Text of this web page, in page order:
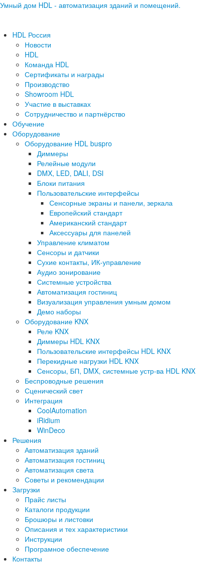
Умный дом HDL - автоматизация зданий и помещений.
HDL Россия
Новости
HDL
Команда HDL
Сертификаты и награды
Производство
Showroom HDL
Участие в выставках
Сотрудничество и партнёрство
Обучение
Оборудование
Оборудование HDL buspro
Диммеры
Релейные модули
DMX, LED, DALI, DSI
Блоки питания
Пользовательские интерфейсы
Сенсорные экраны и панели, зеркала
Европейский стандарт
Американский стандарт
Аксессуары для панелей
Управление климатом
Сенсоры и датчики
Сухие контакты, ИК-управление
Аудио зонирование
Системные устройства
Автоматизация гостиниц
Визуализация управления умным домом
Демо наборы
Оборудование KNX
Реле KNX
Диммеры HDL KNX
Пользовательские интерфейсы HDL KNX
Перекидные нагрузки HDL KNX
Сенсоры, БП, DMX, системные устр-ва HDL KNX
Беспроводные решения
Сценический свет
Интеграция
CoolAutomation
iRidium
WinDeco
Решения
Автоматизация зданий
Автоматизация гостиниц
Автоматизация света
Советы и рекомендации
Загрузки
Прайс листы
Каталоги продукции
Брошюры и листовки
Описания и тех характеристики
Инструкции
Програмное обеспечение
Контакты